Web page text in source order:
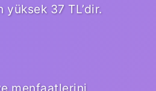
37 TL’dir.
menfaatlerini